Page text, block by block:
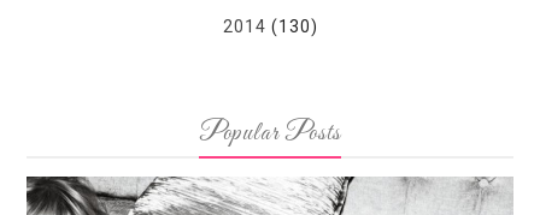
2014 (130)
Popular Posts